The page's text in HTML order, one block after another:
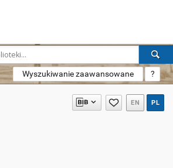
Wyszukiwanie zaawansowane ?
EN PL